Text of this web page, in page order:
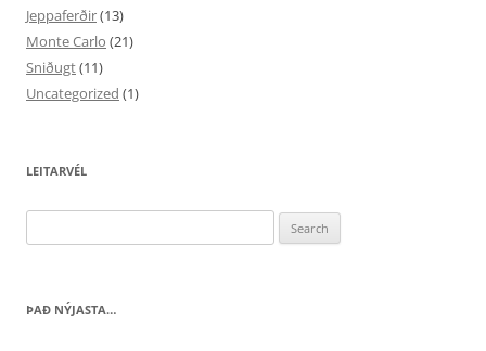
Jeppaferðir(13)
Monte Carlo (21)
Sniðugt(11)
Uncategorized (1)
LEITARVÉL
for:
ÞAÐ NÝJASTA…